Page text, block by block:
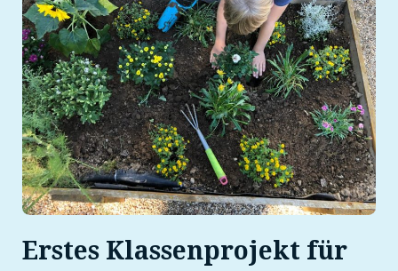
Erstes Klassenprojekt für